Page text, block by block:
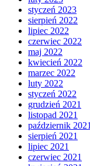
styczeń 2023
sierpień 2022
lipiec 2022
czerwiec 2022
maj 2022
kwiecień 2022
marzec 2022
luty 2022
styczeń 2022
grudzień 2021
listopad 2021
październik 2021
sierpień 2021
lipiec 2021
czerwiec 2021